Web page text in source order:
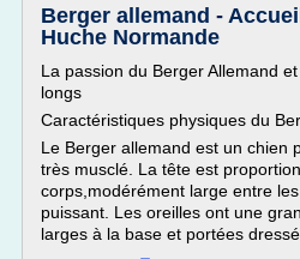
Berger allemand -
Huche Normande
La passion du Berger Allemand
longs
Caractéristiques physiques du
Le Berger allemand est un chien
très musclé. La tête est
corps,modérément large entre
puissant. Les oreilles ont une
larges à la base et portées